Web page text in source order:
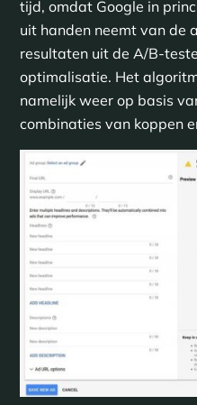
tijd, omdat Google in
uit handen neemt van de
resultaten uit de A/B-
optimalisatie. Het
namelijk weer op basis
combinaties van koppen